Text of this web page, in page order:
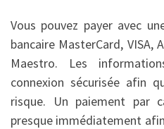
Vous pouvez payer avec
bancaire MasterCard, VISA,
Maestro. Les
connexion sécurisée afin
risque. Un paiement par
presque immédiatement